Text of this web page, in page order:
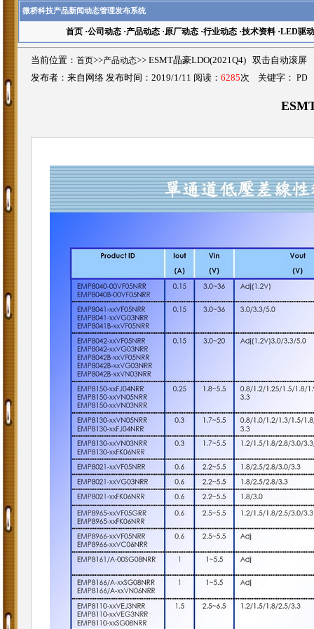
微桥科技产品新闻动态管理发布系统
首页·公司动态·产品动态·原厂动态·行业动态·技术资料·LED驱动
当前位置： 首页>>产品动态>> ESMT晶豪LDO(2021Q4) 双击自动滚屏
发布者：来自网络 发布时间：2019/1/11 阅读： 6285次 关键字： PD